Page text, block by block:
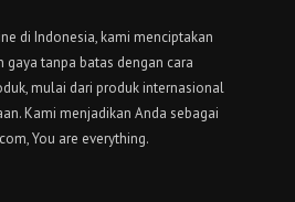
di Indonesia, kami menciptakan
tanpa batas dengan cara
mulai dari produk internasional
Kami menjadikan Anda sebagai
You are everything.